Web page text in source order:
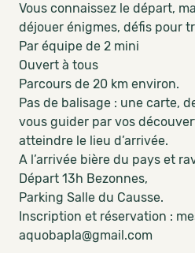
Vous connaissez le départ,
déjouer énigmes, défis pour
Par équipe de 2 mini
Ouvert à tous
Parcours de 20 km environ.
Pas de balisage : une carte,
vous guider par vos
atteindre le lieu d’arrivée.
A l’arrivée bière du pays et
Départ 13h Bezonnes,
Parking Salle du Causse.
Inscription et réservation :
aquobapla@gmail.com